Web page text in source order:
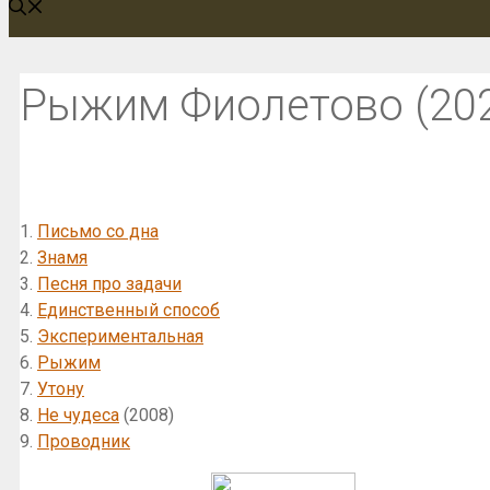
Рыжим Фиолетово
1. Письмо со дна
2. Знамя
3. Песня про задачи
4. Единственный способ
5. Экспериментальная
6. Рыжим
7. Утону
8. Не чудеса (2008)
9. Проводник